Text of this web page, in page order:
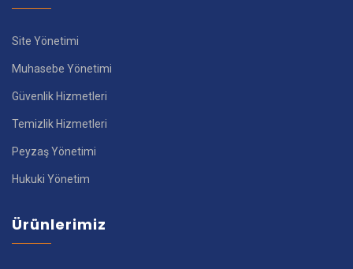
Site Yönetimi
Muhasebe Yönetimi
Güvenlik Hizmetleri
Temizlik Hizmetleri
Peyzaş Yönetimi
Hukuki Yönetim
Ürünlerimiz